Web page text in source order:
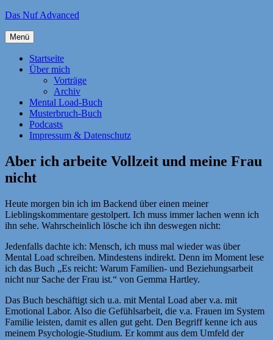
Zum
springen
Das Nuf Advanced
Menü
Startseite
Über mich
Vorträge
Archiv
Mental Load-Buch
Musterbruch-Buch
Podcasts
Impressum & Datenschutz
Aber ich arbeite Vollzeit und meine Frau
nicht
Heute morgen bin ich im Backend über einen meiner
Lieblingskommentare gestolpert. Ich muss immer lachen wenn ich
ihn sehe. Wahrscheinlich lösche ich ihn deswegen nicht:
Jedenfalls dachte ich: Mensch, ich muss mal wieder was über
Mental Load schreiben. Mindestens indirekt. Denn im Moment lese
ich das Buch „Es reicht: Warum Familien- und Beziehungsarbeit
nicht nur Sache der Frau ist.“ von Gemma Hartley.
Das Buch beschäftigt sich u.a. mit Mental Load aber v.a. mit
Emotional Labor. Also die Gefühlsarbeit, die v.a. Frauen im System
Familie leisten, damit es allen gut geht. Den Begriff kenne ich aus
meinem Psychologie-Studium. Er kommt aus dem Umfeld der